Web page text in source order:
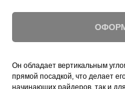
Он обладает вертикальным
прямой посадкой, что делает